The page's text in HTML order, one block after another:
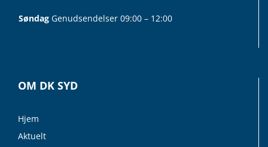
Søndag Genudsendelser 09:00 – 12:00
OM DK SYD
Hjem
Aktuelt